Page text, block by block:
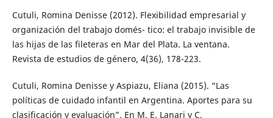
Cutuli, Romina Denisse (2012). Flexibilidad empresarial y
organización del trabajo domés- tico: el trabajo invisible de
las hijas de las fileteras en Mar del Plata. La ventana.
Revista de estudios de género, 4(36), 178-223.
Cutuli, Romina Denisse y Aspiazu, Eliana (2015). “Las
políticas de cuidado infantil en Argentina. Aportes para su
clasificación y evaluación”. En M. E. Lanari y C.